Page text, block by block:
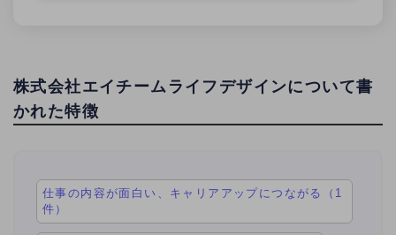
株式会社エイチームライフデザインについて書
かれた特徴
仕事の内容が面白い、キャリアアップにつながる（1
件）